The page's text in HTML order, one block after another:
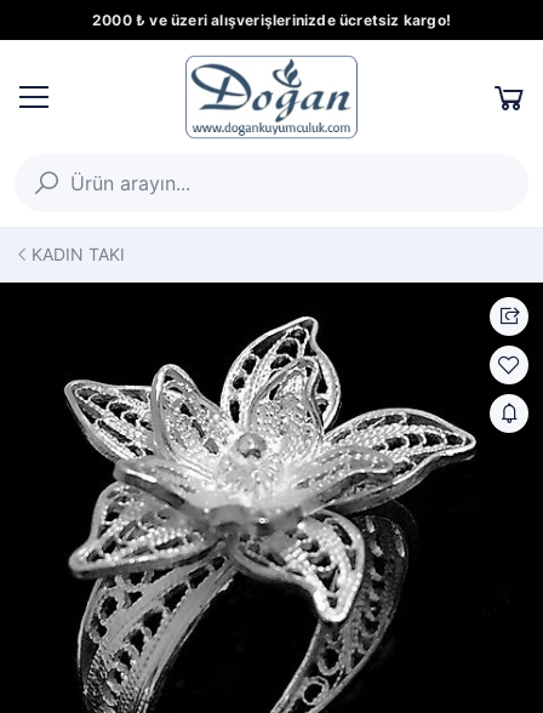
2000 ₺ ve üzeri alışverişlerinizde ücretsiz kargo!
KADIN TAKI